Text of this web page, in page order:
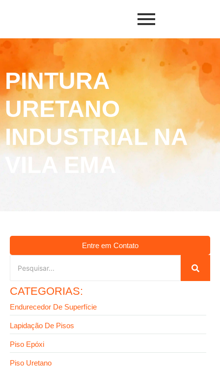
PINTURA
URETANO
INDUSTRIAL NA
VILA EMA
Entre em Contato
CATEGORIAS:
Endurecedor De Superfície
Lapidação De Pisos
Piso Epóxi
Piso Uretano